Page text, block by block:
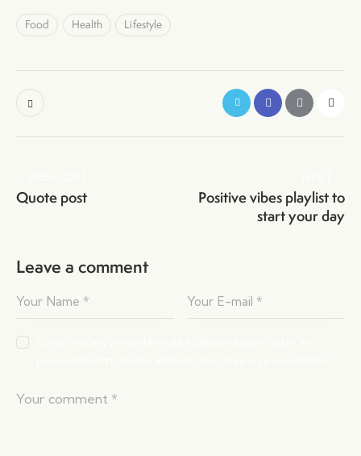
Food Health Lifestyle
Quote post
Positive vibes playlist to
start your day
Leave a comment